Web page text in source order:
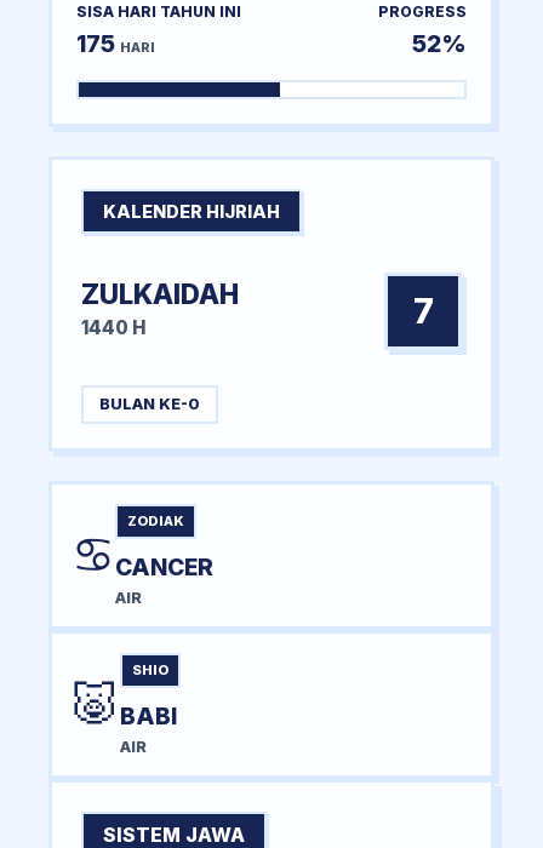
SISA HARI TAHUN INI
175 HARI
PROGRESS
52%
KALENDER HIJRIAH
ZULKAIDAH
1440 H 7
BULAN KE-0
♋
ZODIAK
CANCER
AIR
🐷
SHIO
BABI
AIR
SISTEM JAWA